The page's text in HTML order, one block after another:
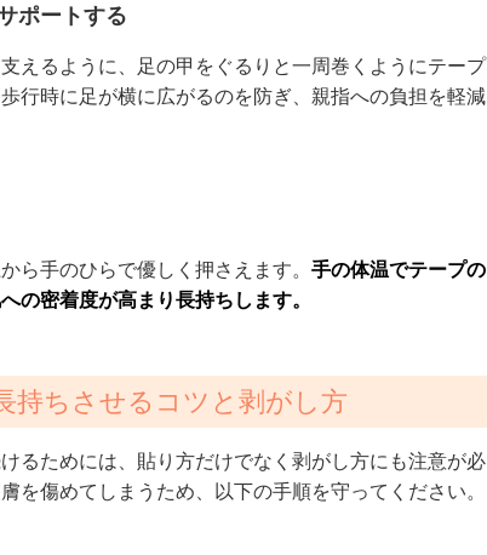
ポートする
えるように、足の甲をぐるりと一周巻くようにテープ
行時に足が横に広がるのを防ぎ、親指への負担を軽減
ら手のひらで優しく押さえます。 手の体温でテープの
の密着度が高まり長持ちします。
持ちさせるコツと剥がし方
るためには、貼り方だけでなく剥がし方にも注意が必
を傷めてしまうため、以下の手順を守ってください。